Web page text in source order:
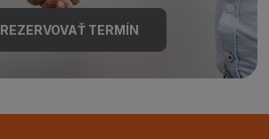
REZERVOVAŤ TERMÍN